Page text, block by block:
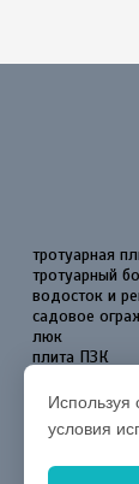
тротуарная
тротуарный
водосток и
садовое
люк
плита ПЗК
Используя
условия